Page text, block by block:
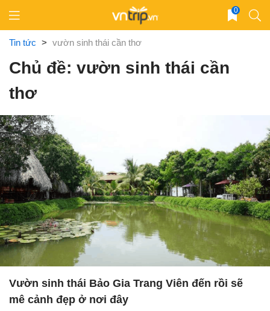
content
0
Tin tức > vườn sinh thái cần thơ
Chủ đề: vườn sinh thái cần
thơ
Vườn sinh thái Bảo Gia Trang Viên đến rồi sẽ
mê cảnh đẹp ở nơi đây